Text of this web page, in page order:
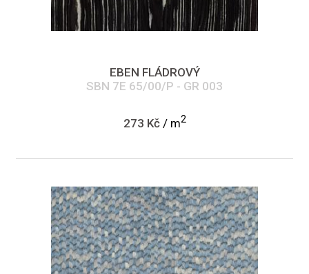
EBEN FLÁDROVÝ
SBN 7E 65/00/P - GR 003
273 Kč/ m2